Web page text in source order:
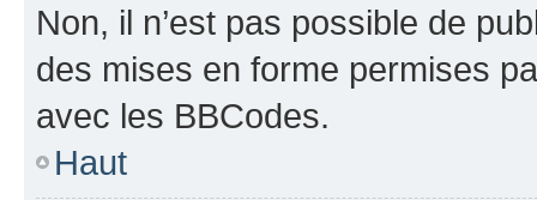
Non, il n’est pas possible de
des mises en forme permises
avec les BBCodes.
Haut